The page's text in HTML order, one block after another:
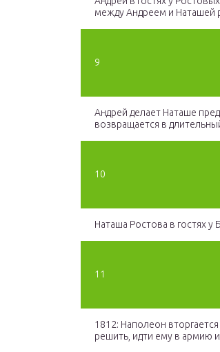
между Андреем и Наташей
9
Андрей делает Наташе
возвращается в
10
Наташа Ростова в гостях у
11
1812: Наполеон
решить, идти ему в армию